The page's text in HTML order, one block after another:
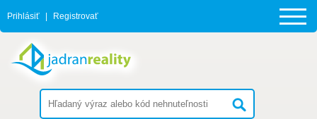
Prihlásiť Registrovať